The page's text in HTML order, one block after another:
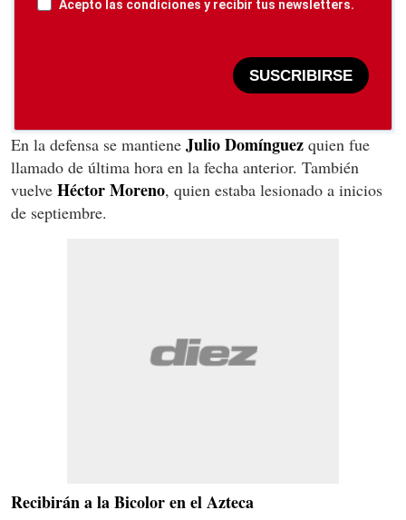
Acepto las condiciones y recibir tus newsletters.
SUSCRIBIRSE
En la defensa se mantiene Julio Domínguez quien fue
llamado de última hora en la fecha anterior. También
vuelve Héctor Moreno, quien estaba lesionado a inicios
de septiembre.
Recibirán a la Bicolor en el Azteca